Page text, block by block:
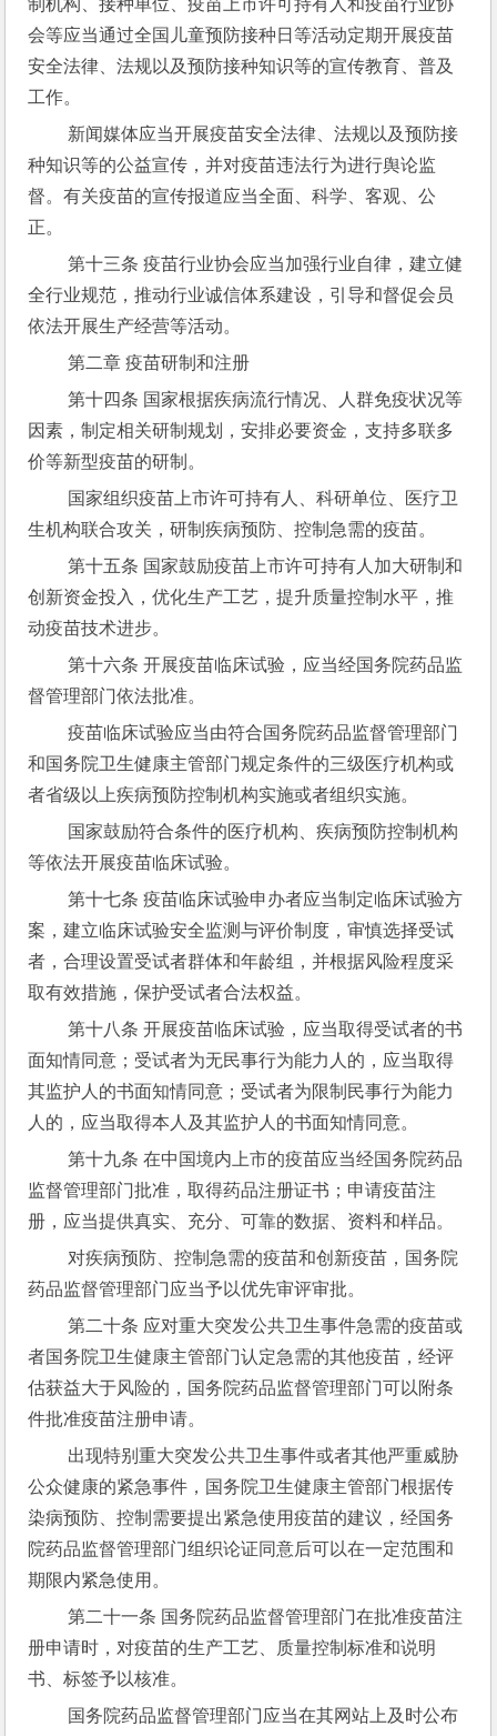
制机构、接种单位、疫苗上市许可持有人和疫苗行业协
会等应当通过全国儿童预防接种日等活动定期开展疫苗
安全法律、法规以及预防接种知识等的宣传教育、普及
工作。
种知识等的公益宣传，并对疫苗违法行为进行舆论监
督。有关疫苗的宣传报道应当全面、科学、客观、公
正。
第十三条 疫苗行业协会应当加强行业自律，建立健
全行业规范，推动行业诚信体系建设，引导和督促会员
依法开展生产经营等活动。
第二章 疫苗研制和注册
第十四条 国家根据疾病流行情况、人群免疫状况等
因素，制定相关研制规划，安排必要资金，支持多联多
价等新型疫苗的研制。
生机构联合攻关，研制疾病预防、控制急需的疫苗。
第十五条 国家鼓励疫苗上市许可持有人加大研制和
创新资金投入，优化生产工艺，提升质量控制水平，推
动疫苗技术进步。
第十六条 开展疫苗临床试验，应当经国务院药品监
督管理部门依法批准。
疫苗临床试验应当由符合国务院药品监督管理部门
和国务院卫生健康主管部门规定条件的三级医疗机构或
者省级以上疾病预防控制机构实施或者组织实施。
等依法开展疫苗临床试验。
第十七条 疫苗临床试验申办者应当制定临床试验方
案，建立临床试验安全监测与评价制度，审慎选择受试
者，合理设置受试者群体和年龄组，并根据风险程度采
取有效措施，保护受试者合法权益。
第十八条 开展疫苗临床试验，应当取得受试者的书
面知情同意；受试者为无民事行为能力人的，应当取得
其监护人的书面知情同意；受试者为限制民事行为能力
人的，应当取得本人及其监护人的书面知情同意。
第十九条 在中国境内上市的疫苗应当经国务院药品
监督管理部门批准，取得药品注册证书；申请疫苗注
册，应当提供真实、充分、可靠的数据、资料和样品。
药品监督管理部门应当予以优先审评审批。
第二十条 应对重大突发公共卫生事件急需的疫苗或
者国务院卫生健康主管部门认定急需的其他疫苗，经评
估获益大于风险的，国务院药品监督管理部门可以附条
件批准疫苗注册申请。
公众健康的紧急事件，国务院卫生健康主管部门根据传
染病预防、控制需要提出紧急使用疫苗的建议，经国务
院药品监督管理部门组织论证同意后可以在一定范围和
期限内紧急使用。
第二十一条 国务院药品监督管理部门在批准疫苗注
册申请时，对疫苗的生产工艺、质量控制标准和说明
书、标签予以核准。